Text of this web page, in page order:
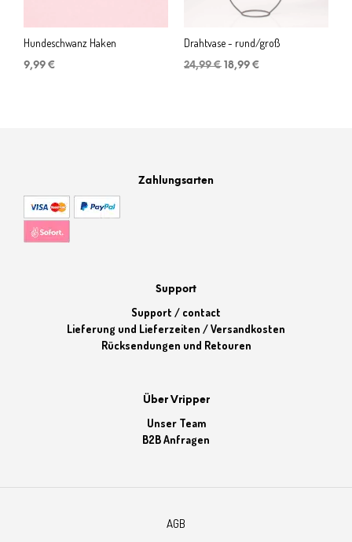
Hundeschwanz Haken
9,99 €
Drahtvase - rund/groß
24,99€ Ursprünglicher
18,99 €
Zahlungsarten
Support
Support / contact
Lieferung und Lieferzeiten / Versandkosten
Rücksendungen und Retouren
Über Vripper
Unser Team
B2B Anfragen
AGB